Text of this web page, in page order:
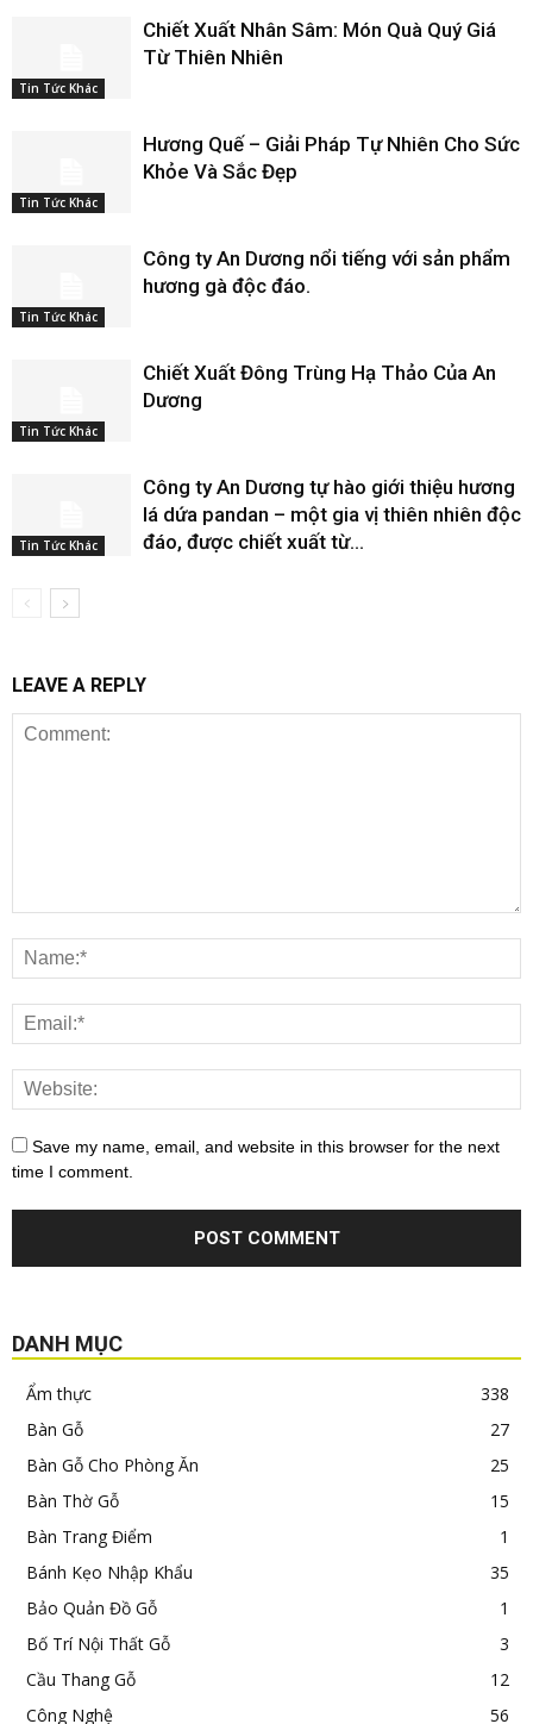
Tin Tức Khác
Chiết Xuất Nhân Sâm: Món Quà Quý Giá
Từ Thiên Nhiên
Tin Tức Khác
Hương Quế – Giải Pháp Tự Nhiên Cho Sức
Khỏe Và Sắc Đẹp
Tin Tức Khác
Công ty An Dương nổi tiếng với sản phẩm
hương gà độc đáo.
Tin Tức Khác
Chiết Xuất Đông Trùng Hạ Thảo Của An
Dương
Tin Tức Khác
Công ty An Dương tự hào giới thiệu hương
lá dứa pandan – một gia vị thiên nhiên độc
đáo, được chiết xuất từ...
LEAVE A REPLY
Save my name, email, and website in this browser for the next
time I comment.
DANH MỤC
Ẩm thực
338
Bàn Gỗ
27
Bàn Gỗ Cho Phòng Ăn
25
Bàn Thờ Gỗ
15
Bàn Trang Điểm
1
Bánh Kẹo Nhập Khẩu
35
Bảo Quản Đồ Gỗ
1
Bố Trí Nội Thất Gỗ
3
Cầu Thang Gỗ
12
Công Nghệ
56